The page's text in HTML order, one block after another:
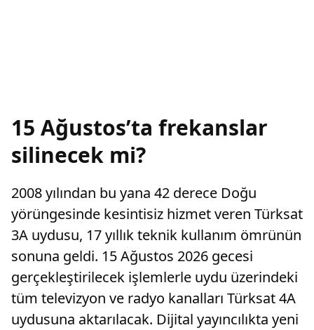
15 Ağustos’ta frekanslar
silinecek mi?
2008 yılından bu yana 42 derece Doğu
yörüngesinde kesintisiz hizmet veren Türksat
3A uydusu, 17 yıllık teknik kullanım ömrünün
sonuna geldi. 15 Ağustos 2026 gecesi
gerçekleştirilecek işlemlerle uydu üzerindeki
tüm televizyon ve radyo kanalları Türksat 4A
uydusuna aktarılacak. Dijital yayıncılıkta yeni